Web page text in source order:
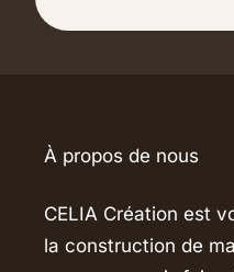
À propos de nous
CELIA Création est
la construction de